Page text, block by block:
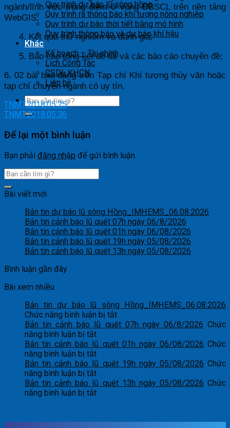
Quy trình dự báo lũ sông hồng
Quy trình ra thông báo khí tượng nông nghiệp
Quy trình dự báo thời tiết bằng mô hình
Quy trình thông báo và dự báo khí hậu
Khác
Kế hoạch – Tài chính
Lịch Công Tác
CSDL KHCN
Liên hệ
ngành/lĩnh vực trọng điểm ở vùng ĐBSCL trên nền tảng
WebGIS;
4. Kết quả thử nghiệm và đánh giá;
5. Báo cáo tổng kết đề tài và các báo cáo chuyên đề;
6. 02 bài báo đăng trên Tạp chí Khí tượng thủy văn hoặc
tạp chí chuyên ngành có uy tín.
TNMT.2018.05.25
TNMT.2018.05.36
Để lại một bình luận
Bạn phải đăng nhập để gửi bình luận.
Bài viết mới
Bản tin dự báo lũ sông Hồng_IMHEMS_06.08.2026
Bản tin cảnh báo lũ quét 07h ngày 06/8/2026
Bản tin cảnh báo lũ quét 01h ngày 06/08/2026
Bản tin cảnh báo lũ quét 19h ngày 05/08/2026
Bản tin cảnh báo lũ quét 13h ngày 05/08/2026
Bình luận gần đây
Bài xem nhiều
Bản tin dự báo lũ sông Hồng_IMHEMS_06.08.2026
Chức năng bình luận bị tắtở
Bản
dự
lũ
Hồng_IMHEMS_06.08.2026
Bản tin cảnh báo lũ quét 07h ngày 06/8/2026 Chức
năng bình luận bị tắtở
Bản
tin
cảnh
báo
lũ
quét
06/8/2026
Bản tin cảnh báo lũ quét 01h ngày 06/08/2026 Chức
năng bình luận bị tắtở
Bản
tin
cảnh
báo
01h
Bản tin cảnh báo lũ quét 19h ngày 05/08/2026 Chức
năng bình luận bị tắtở
Bản
tin
lũ
Bản tin cảnh báo lũ quét 13h ngày 05/08/2026 Chức
năng bình luận bị tắtở
cảnh